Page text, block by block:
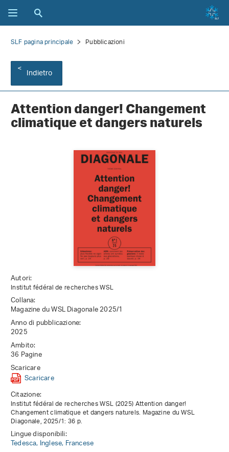
SLF pagina principale Pubblicazioni
Indietro
Attention danger! Changement
climatique et dangers naturels
Autori:
Institut fédéral de recherches WSL
Collana:
Magazine du WSL Diagonale 2025/1
Anno di pubblicazione:
2025
Ambito:
36 Pagine
Scaricare
Scaricare
Citazione:
Institut fédéral de recherches WSL (2025) Attention danger!
Changement climatique et dangers naturels. Magazine du WSL
Diagonale, 2025/1: 36 p.
Lingue disponibili:
Tedesca, Inglese, Francese